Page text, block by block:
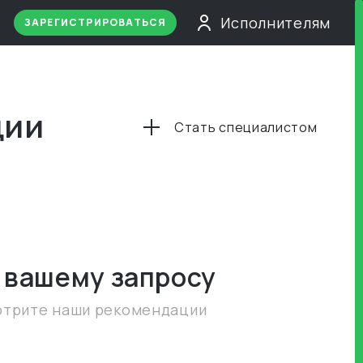
ЗАРЕГИСТРИРОВАТЬСЯ Исполнителям
Стать специалистом
запросу
наши рекомендации